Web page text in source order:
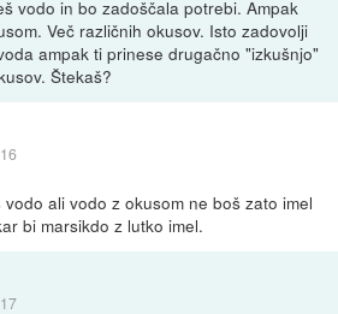
vodo in bo zadoščala potrebi. Ampak
Več različnih okusov. Isto zadovolji
ampak ti prinese drugačno "izkušnjo"
Štekaš?
ali vodo z okusom ne boš zato imel
bi marsikdo z lutko imel.